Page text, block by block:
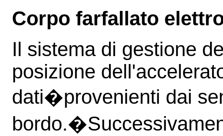
Corpo farfallato
Il sistema di gestione
posizione
dati�provenienti dai